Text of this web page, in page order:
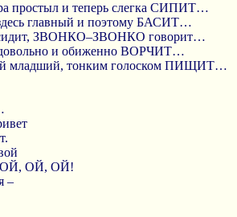
простыл и теперь слегка СИПИТ…
главный и поэтому БАСИТ…
ЗВОНКО–ЗВОНКО говорит…
и обиженно ВОРЧИТ…
тонким голоском ПИЩИТ…
ОЙ, ОЙ!
–